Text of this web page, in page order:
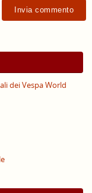
dei Vespa World